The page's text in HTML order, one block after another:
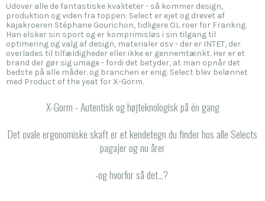
Udover alle de fantastiske kvaliteter - så kommer design,
produktion og viden fra toppen: Select er ejet og drevet af
kajakroeren Stéphane Gourichon, tidligere OL roer for Frankrig.
Han elsker sin sport og er komprimisløs i sin tilgang til
optimering og valg af design, materialer osv - der er INTET, der
overlades til tilfældigheder eller ikke er gennemtænkt. Her er et
brand der gør sig umage - fordi det betyder, at man opnår det
bedste på alle måder. og branchen er enig: Select blev belønnet
med Product of the yeat for X-Gorm.
X-Gorm - Autentisk og højteknologisk på én gang
Det ovale ergonomiske skaft er et kendetegn du finder hos alle Selects
pagajer og nu årer
-og hvorfor så det...?